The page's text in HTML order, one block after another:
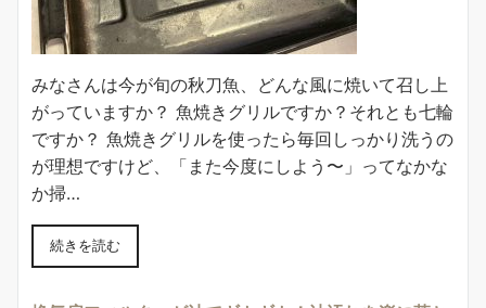
みなさんは今が旬の秋刀魚、どんな風に焼いて召し上
がっていますか？ 魚焼きグリルですか？それとも七輪
ですか？ 魚焼きグリルを使ったら毎回しっかり洗うの
が理想ですけど、「また今度にしよう〜」ってなかな
か掃…
続きを読む